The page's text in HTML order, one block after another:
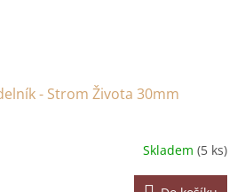
- Strom Života 30mm
Skladem (5 ks)